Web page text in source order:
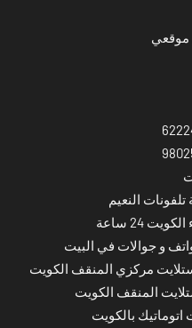
موقعي
النعيم
24 ساعة
و جوالات في البيت
مركزي المنقف الكويت
المنقف الكويت
بالكويت